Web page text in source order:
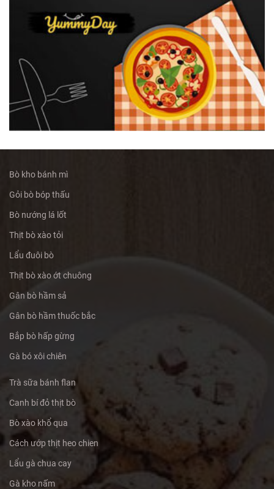
Bò kho bánh mì
Gỏi bò bóp thấu
Bò nướng lá lốt
Thịt bò xào tỏi
Lẩu đuôi bò
Thịt bò xào ớt chuông
Gân bò hầm sả
Gân bò hầm thuốc bắc
Bắp bò hấp gừng
Gà bó xôi chiên
Trà sữa bánh flan
Canh bí đỏ thịt bò
Bò xào khổ qua
Cách ướp thịt heo chien
Lẩu gà chua cay
Gà kho nấm